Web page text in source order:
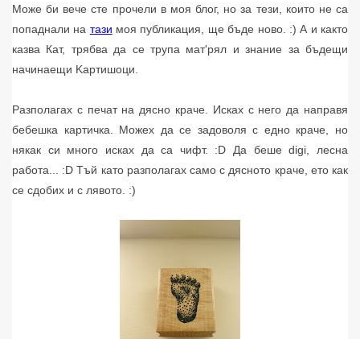
Може би вече сте прочели в моя блог, но за тези, които не са
попаднали на тази моя публикация, ще бъде ново. :) А и както
казва Кат, трябва да се трупа мат'рял и знание за бъдещи
начинаещи Kартишоци.
Разполагах с печат на дясно краче. Исках с него да направя
бебешка картичка. Можех да се задоволя с едно краче, но
някак си много исках да са чифт. :D Да беше digi, лесна
работа... :D Тъй като разполагах само с дясното краче, ето как
се сдобих и с лявото. :)